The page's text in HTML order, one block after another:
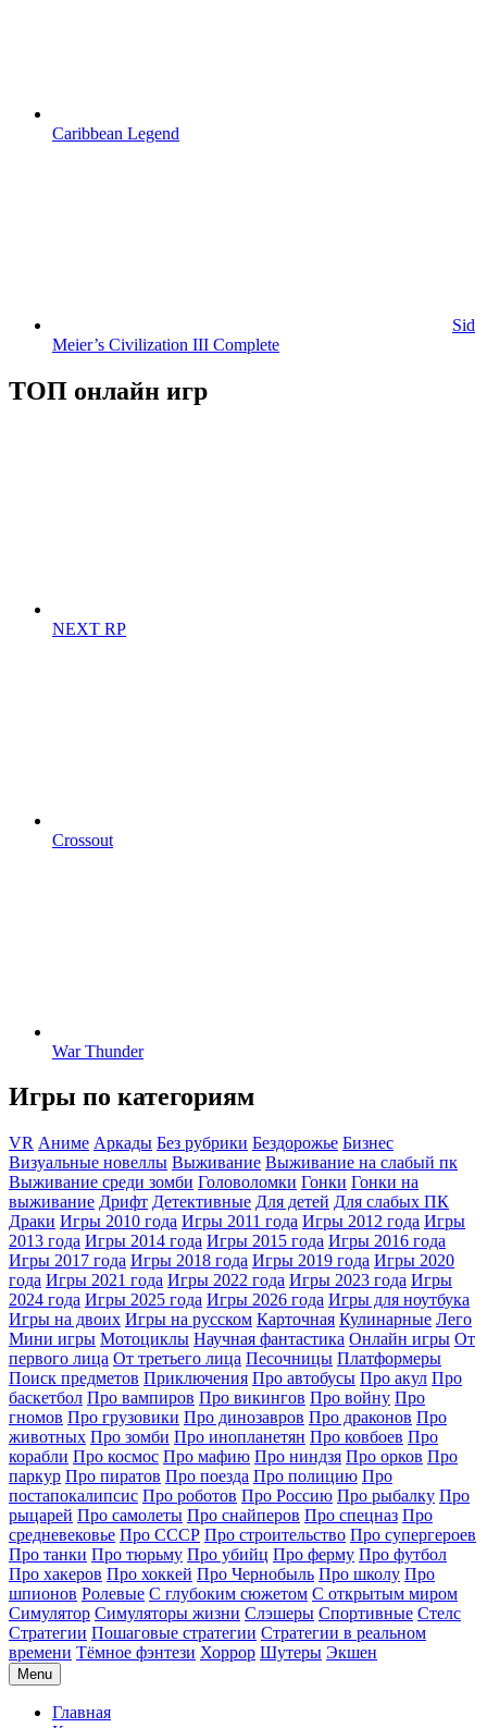
Caribbean Legend
Sid
Meier’s Civilization III Complete
ТОП онлайн игр
NEXT RP
Crossout
War Thunder
Игры по категориям
VR Аниме Аркады Без рубрики Бездорожье Бизнес
Визуальные новеллы Выживание Выживание на слабый пк
Выживание среди зомби Головоломки Гонки Гонки на
выживание Дрифт Детективные Для детей Для слабых ПК
Драки Игры 2010 года Игры 2011 года Игры 2012 года Игры
2013 года Игры 2014 года Игры 2015 года Игры 2016 года
Игры 2017 года Игры 2018 года Игры 2019 года Игры 2020
года Игры 2021 года Игры 2022 года Игры 2023 года Игры
2024 года Игры 2025 года Игры 2026 года Игры для ноутбука
Игры на двоих Игры на русском Карточная Кулинарные Лего
Мини игры Мотоциклы Научная фантастика Онлайн игры От
первого лица От третьего лица Песочницы Платформеры
Поиск предметов Приключения Про автобусы Про акул Про
баскетбол Про вампиров Про викингов Про войну Про
гномов Про грузовики Про динозавров Про драконов Про
животных Про зомби Про инопланетян Про ковбоев Про
корабли Про космос Про мафию Про ниндзя Про орков Про
паркур Про пиратов Про поезда Про полицию Про
постапокалипсис Про роботов Про Россию Про рыбалку Про
рыцарей Про самолеты Про снайперов Про спецназ Про
средневековье Про СССР Про строительство Про супергероев
Про танки Про тюрьму Про убийц Про ферму Про футбол
Про хакеров Про хоккей Про Чернобыль Про школу Про
шпионов Ролевые С глубоким сюжетом С открытым миром
Симулятор Симуляторы жизни Слэшеры Спортивные Стелс
Стратегии Пошаговые стратегии Стратегии в реальном
времени Тёмное фэнтези Хоррор Шутеры Экшен
Menu
Главная